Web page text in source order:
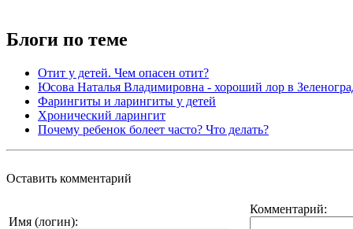
Блоги по теме
Отит у детей. Чем опасен отит?
Юсова Наталья Владимировна - хороший лор в
Фарингиты и ларингиты у детей
Хронический ларингит
Почему ребенок болеет часто? Что делать?
Оставить комментарий
Имя (логин):
Комментарий: